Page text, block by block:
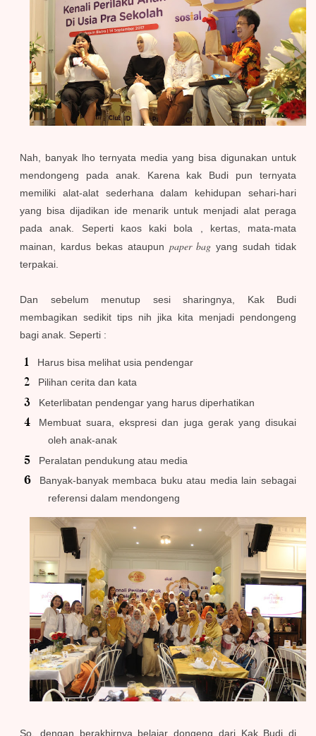
Nah, banyak lho ternyata media yang bisa digunakan untuk
mendongeng pada anak. Karena kak Budi pun ternyata
memiliki alat-alat sederhana dalam kehidupan sehari-hari
yang bisa dijadikan ide menarik untuk menjadi alat peraga
pada anak. Seperti kaos kaki bola , kertas, mata-mata
mainan, kardus bekas ataupun paper bag yang sudah tidak
terpakai.
Dan sebelum menutup sesi sharingnya, Kak Budi
membagikan sedikit tips nih jika kita menjadi pendongeng
bagi anak. Seperti :
Harus bisa melihat usia pendengar
Pilihan cerita dan kata
Keterlibatan pendengar yang harus diperhatikan
Membuat suara, ekspresi dan juga gerak yang disukai
oleh anak-anak
Peralatan pendukung atau media
Banyak-banyak membaca buku atau media lain sebagai
referensi dalam mendongeng
So, dengan berakhirnya belajar dongeng dari Kak Budi di